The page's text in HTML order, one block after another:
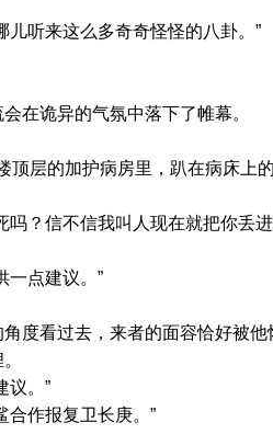
听来这么多奇奇怪怪的八卦。”
诡异的气氛中落下了帷幕。
的加护病房里，趴在病床上的
？信不信我叫人现在就把你丢进
点建议。”
看过去，来者的面容恰好被他
。”
作报复卫长庚。”